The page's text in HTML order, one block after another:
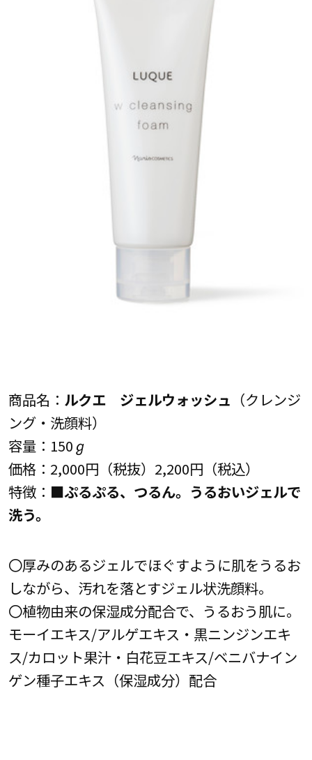
商品名： ルクエ ジェルウォッシュ （クレンジ
ング・洗顔料）
容量：150ℊ
価格：2,000円（税抜）2,200円（税込）
特徴：■ぷるぷる、つるん。うるおいジェルで
洗う。
〇厚みのあるジェルでほぐすように肌をうるお
しながら、汚れを落とすジェル状洗顔料。
〇植物由来の保湿成分配合で、うるおう肌に。
モーイエキス/アルゲエキス・黒ニンジンエキ
ス/カロット果汁・白花豆エキス/ベニバナイン
ゲン種子エキス（保湿成分）配合